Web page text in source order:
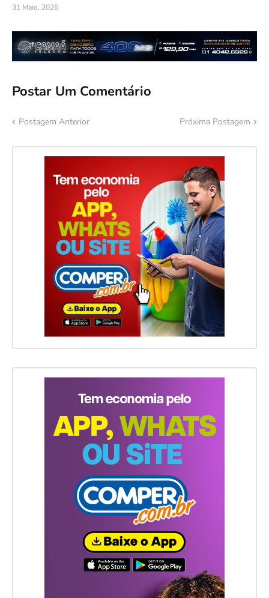
31 Maio, 2026
Postar Um Comentário
Postagem Anterior Próxima Postagem